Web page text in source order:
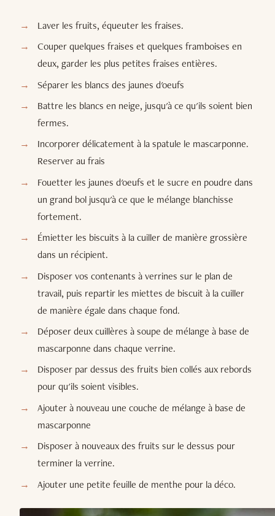
Laver les fruits, équeuter les fraises.
Couper quelques fraises et quelques framboises en
deux, garder les plus petites fraises entières.
Séparer les blancs des jaunes d'oeufs
Battre les blancs en neige, jusqu'à ce qu'ils soient bien
fermes.
Incorporer délicatement à la spatule le mascarponne.
Reserver au frais
Fouetter les jaunes d'oeufs et le sucre en poudre dans
un grand bol jusqu'à ce que le mélange blanchisse
fortement.
Émietter les biscuits à la cuiller de manière grossière
dans un récipient.
Disposer vos contenants à verrines sur le plan de
travail, puis repartir les miettes de biscuit à la cuiller
de manière égale dans chaque fond.
Déposer deux cuillères à soupe de mélange à base de
mascarponne dans chaque verrine.
Disposer par dessus des fruits bien collés aux rebords
pour qu'ils soient visibles.
Ajouter à nouveau une couche de mélange à base de
mascarponne
Disposer à nouveaux des fruits sur le dessus pour
terminer la verrine.
Ajouter une petite feuille de menthe pour la déco.